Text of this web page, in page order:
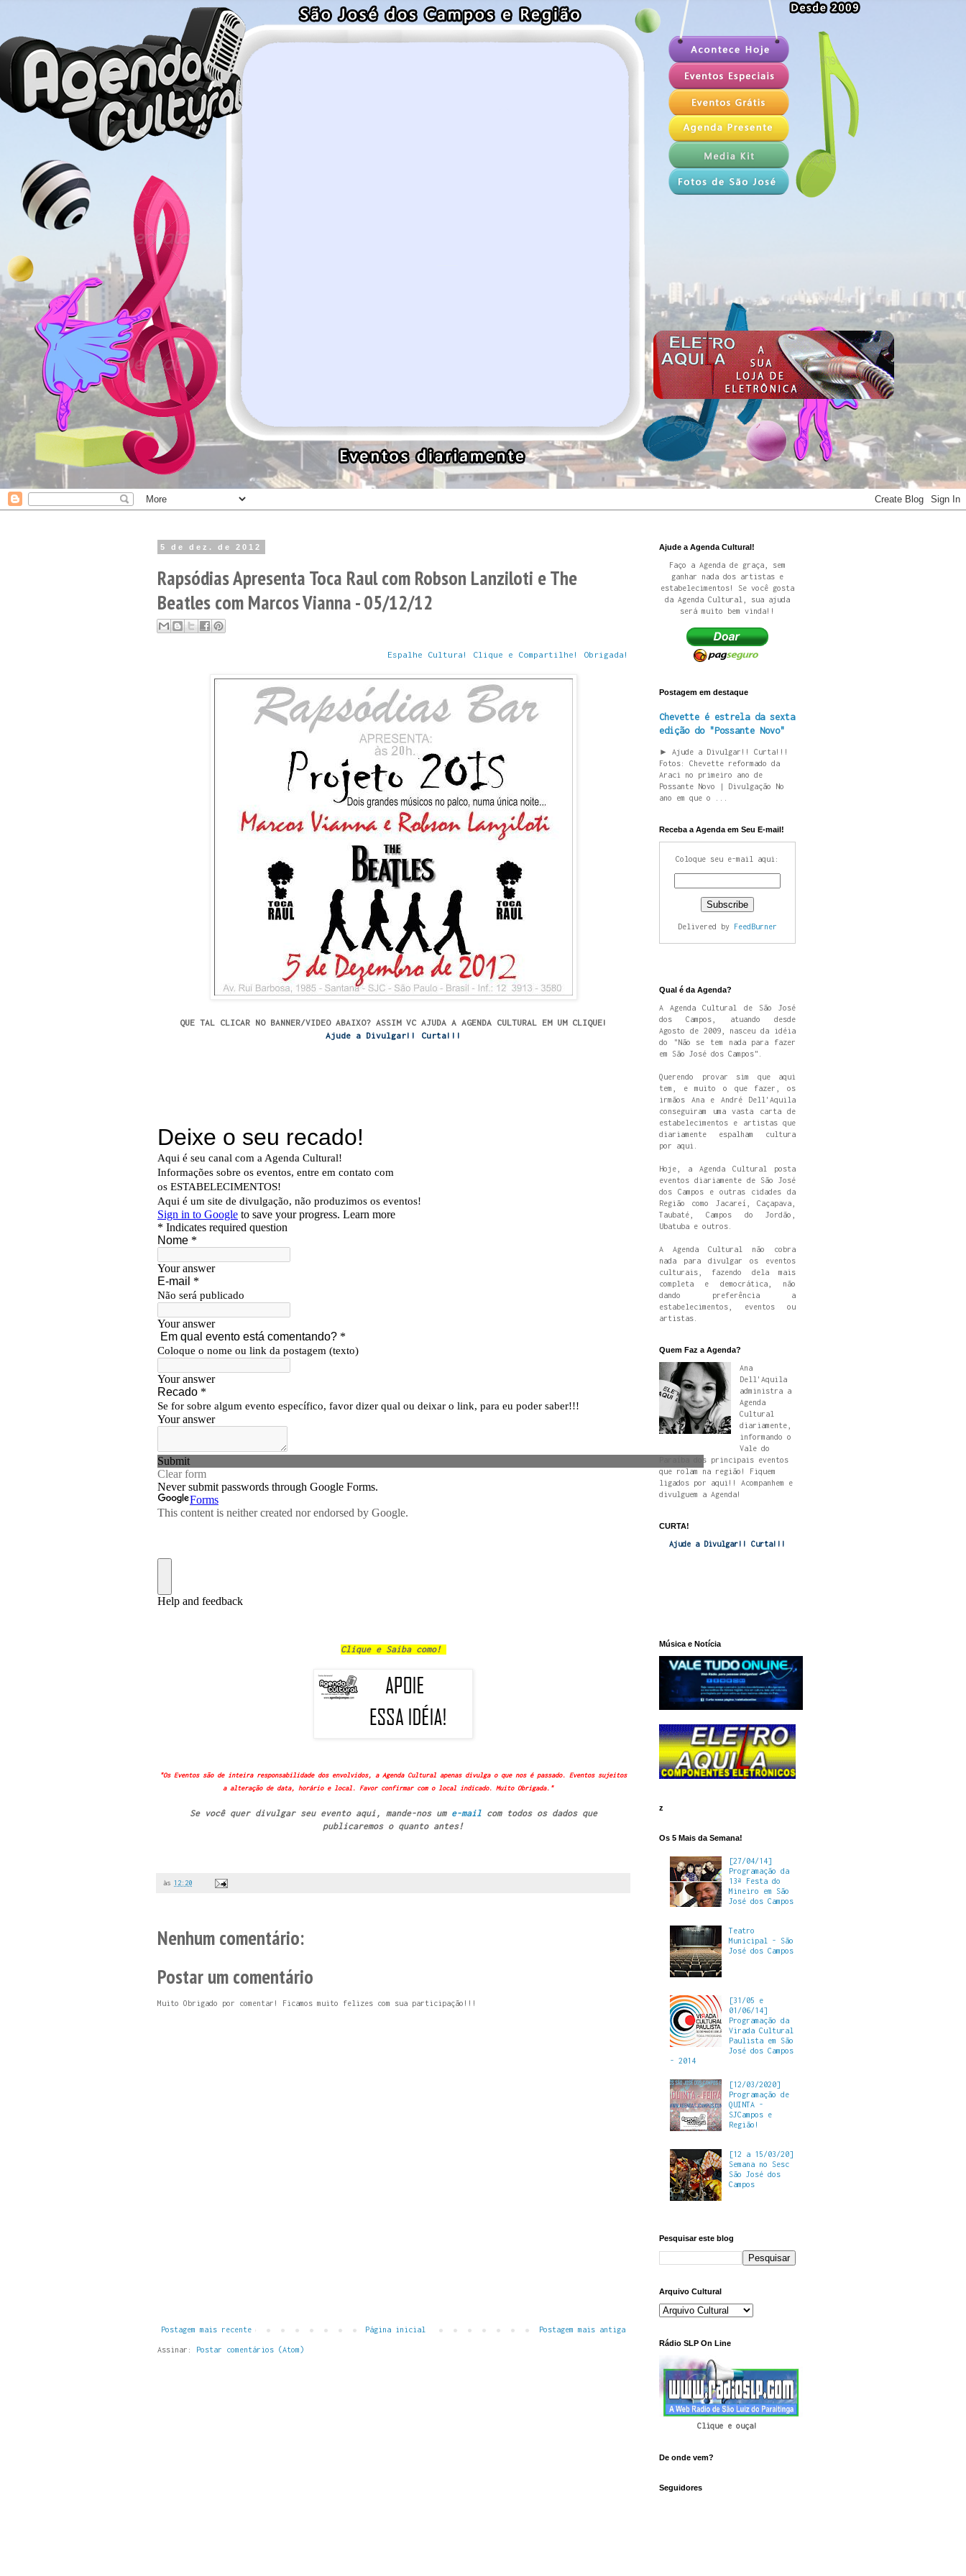
5 de dez. de 2012
Rapsódias Apresenta Toca Raul com Robson Lanziloti e The
Beatles com Marcos Vianna - 05/12/12
Espalhe Cultura! Clique e Compartilhe! Obrigada!
QUE TAL CLICAR NO BANNER/VIDEO ABAIXO? ASSIM VC AJUDA A AGENDA CULTURAL EM UM CLIQUE!
Ajude a Divulgar!! Curta!!!
Clique e Saiba como!
"Os Eventos são de inteira responsabilidade dos envolvidos, a Agenda Cultural apenas divulga o que nos é passado. Eventos sujeitos
a alteração de data, horário e local. Favor confirmar com o local indicado. Muito Obrigada."
Se você quer divulgar seu evento aqui, mande-nos um e-mailcom todos os dados que
publicaremos o quanto antes!
às 12:20
Nenhum comentário:
Postar um comentário
Muito Obrigado por comentar! Ficamos muito felizes com sua participação!!!
Postagem mais recente Postagem mais antiga
Página inicial
Assinar: Postar comentários (Atom)
Ajude a Agenda Cultural!
Faço a Agenda de graça, sem
ganhar nada dos artistas e
estabelecimentos! Se você gosta
da Agenda Cultural, sua ajuda
será muito bem vinda!!
Postagem em destaque
Chevette é estrela da sexta
edição do "Possante Novo"
► Ajude a Divulgar!! Curta!!!
Fotos: Chevette reformado da
Araci no primeiro ano de
Possante Novo | Divulgação No
ano em que o ...
Receba a Agenda em Seu E-mail!
Coloque seu e-mail aqui:
Delivered by FeedBurner
Qual é da Agenda?
A Agenda Cultural de São José
dos Campos, atuando desde
Agosto de 2009, nasceu da idéia
do "Não se tem nada para fazer
em São José dos Campos".
Querendo provar sim que aqui
tem, e muito o que fazer, os
irmãos Ana e André Dell'Aquila
conseguiram uma vasta carta de
estabelecimentos e artistas que
diariamente espalham cultura
por aqui.
Hoje, a Agenda Cultural posta
eventos diariamente de São José
dos Campos e outras cidades da
Região como Jacareí, Caçapava,
Taubaté, Campos do Jordão,
Ubatuba e outros.
A Agenda Cultural não cobra
nada para divulgar os eventos
culturais, fazendo dela mais
completa e democrática, não
dando preferência a
estabelecimentos, eventos ou
artistas.
Quem Faz a Agenda?
Ana
Dell'Aquila
administra a
Agenda
Cultural
diariamente,
informando o
Vale do
Paraíba dos principais eventos
que rolam na região! Fiquem
ligados por aqui!! Acompanhem e
divulguem a Agenda!
CURTA!
Ajude a Divulgar!! Curta!!!
Música e Notícia
z
Os 5 Mais da Semana!
[27/04/14]
Programação da
13ª Festa do
Mineiro em São
José dos Campos
Teatro
Municipal - São
José dos Campos
[31/05 e
01/06/14]
Programação da
Virada Cultural
Paulista em São
José dos Campos
- 2014
[12/03/2020]
Programação de
QUINTA -
SJCampos e
Região!
[12 a 15/03/20]
Semana no Sesc
São José dos
Campos
Pesquisar este blog
Arquivo Cultural
Rádio SLP On Line
Clique e ouça!
De onde vem?
Seguidores